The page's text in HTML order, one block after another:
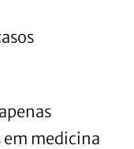
em medicina